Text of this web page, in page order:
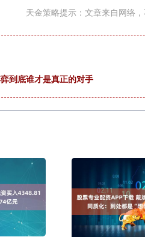
天金策略提示：文章来自网络，
到底谁才是真正的对手